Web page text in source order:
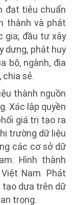
đạt tiêu chuẩn
thành và phát
gia; đầu tư xây
dựng, phát huy
bộ, ngành, địa
sẻ.
thành nguồn
Xác lập quyền
giá trị tạo ra
trường dữ liệu
các cơ sở dữ
Hình thành
Nam. Phát
tạo dựa trên dữ
trọng.